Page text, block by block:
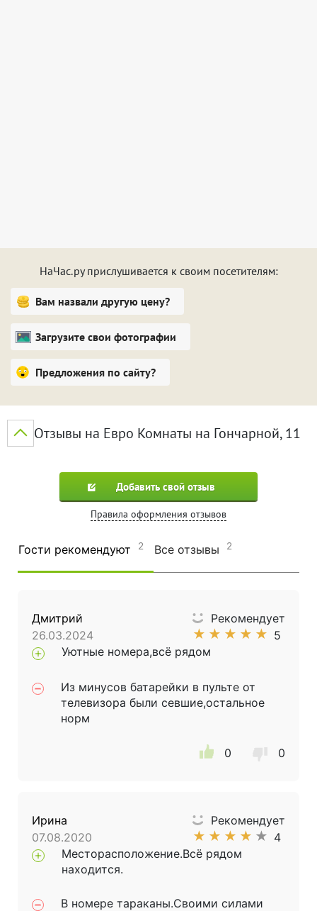
НаЧас.ру прислушивается к своим посетителям:
Вам назвали другую цену?
Загрузите свои фотографии
Предложения по сайту?
Отзывы на Евро Комнаты на Гончарной, 11
Добавить свой отзыв
Правила оформления отзывов
Гости рекомендуют 2 Все отзывы 2
Дмитрий
26.03.2024
Рекомендует
★ ★ ★ ★ ★ 5
Уютные номера,всё рядом
Из минусов батарейки в пульте от
телевизора были севшие,остальное
норм
0 0
Ирина
07.08.2020
Рекомендует
★ ★ ★ ★ ★ 4
Месторасположение.Всё рядом
находится.
В номере тараканы.Своими силами